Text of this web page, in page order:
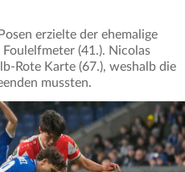
erzielte der ehemalige
(41.). Nicolas
Rote Karte (67.), weshalb die
mussten.